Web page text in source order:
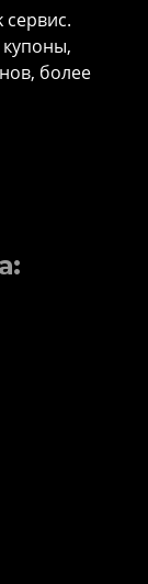
более